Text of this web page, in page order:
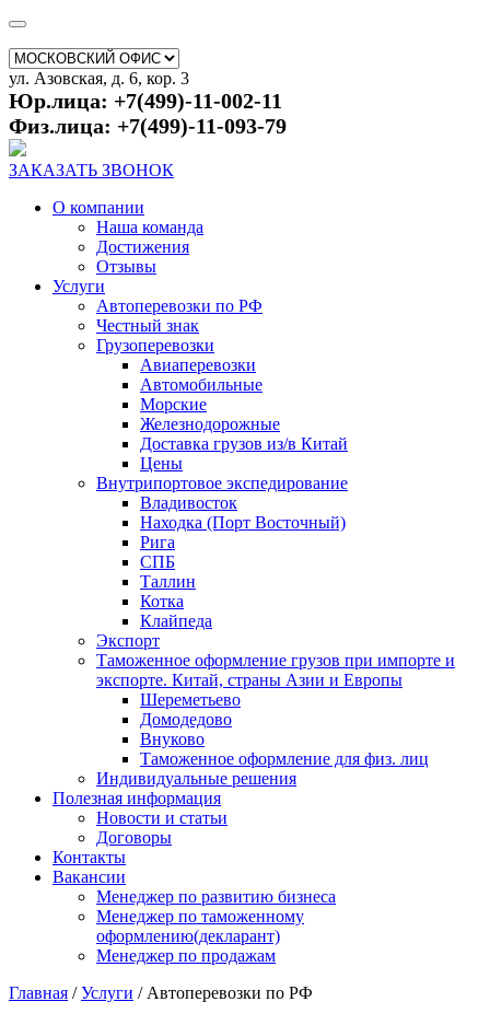
ул. Азовская, д. 6, кор. 3
Юр.лица: +7(499)-11-002-11
Физ.лица: +7(499)-11-093-79
ЗАКАЗАТЬ ЗВОНОК
О компании
Наша команда
Достижения
Отзывы
Услуги
Автоперевозки по РФ
Честный знак
Грузоперевозки
Авиаперевозки
Автомобильные
Морские
Железнодорожные
Доставка грузов из/в Китай
Цены
Внутрипортовое экспедирование
Владивосток
Находка (Порт Восточный)
Рига
СПБ
Таллин
Котка
Клайпеда
Экспорт
Таможенное оформление грузов при импорте и
экспорте. Китай, страны Азии и Европы
Шереметьево
Домодедово
Внуково
Таможенное оформление для физ. лиц
Индивидуальные решения
Полезная информация
Новости и статьи
Договоры
Контакты
Вакансии
Менеджер по развитию бизнеса
Менеджер по таможенному
оформлению(декларант)
Менеджер по продажам
Главная /Услуги / Автоперевозки по РФ